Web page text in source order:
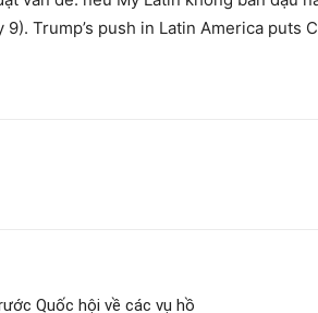
Trump’s push in Latin America puts
Quốc hội về các vụ hồ